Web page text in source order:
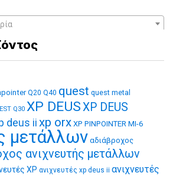
Q20 Q40 quest quest metal
Q30 XP DEUSXP DEUS
deus iixp orx XP PINPOINTER MI-6
μετάλλων αδιάβροχος
ανιχνευτής μετάλλων
XP ανιχνευτές xp deus ii ανιχνευτές